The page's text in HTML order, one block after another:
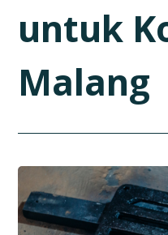
untuk
Malang